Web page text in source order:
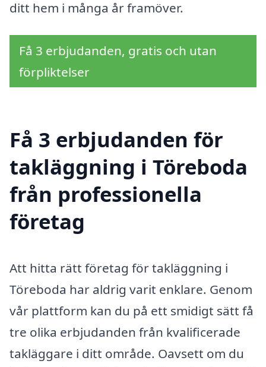
ditt hem i många år framöver.
Få 3 erbjudanden, gratis och utan
förpliktelser
Få 3 erbjudanden för
takläggning i Töreboda
från professionella
företag
Att hitta rätt företag för takläggning i
Töreboda har aldrig varit enklare. Genom
vår plattform kan du på ett smidigt sätt få
tre olika erbjudanden från kvalificerade
takläggare i ditt område. Oavsett om du